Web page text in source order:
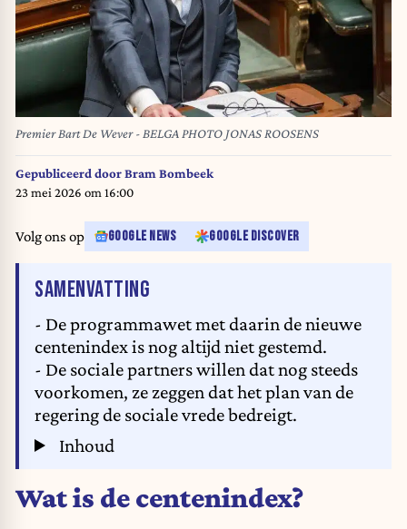
Premier Bart De Wever - BELGA PHOTO JONAS ROOSENS
Gepubliceerd doorBram Bombeek
23 mei 2026 om 16:00
Volg ons op GOOGLE NEWS GOOGLE DISCOVER
SAMENVATTING
- De programmawet met daarin de nieuwe
centenindex is nog altijd niet gestemd.
- De sociale partners willen dat nog steeds
voorkomen, ze zeggen dat het plan van de
regering de sociale vrede bedreigt.
Inhoud
Wat is de centenindex?